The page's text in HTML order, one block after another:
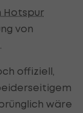
Hotspur
von
offiziell,
wäre